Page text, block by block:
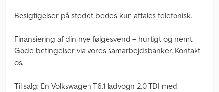
Besigtigelser på stedet bedes kun aftales telefonisk.
Finansiering af din nye følgesvend – hurtigt og nemt.
Gode betingelser via vores samarbejdsbanker. Kontakt
os.
Til salg: En Volkswagen T6.1 ladvogn 2.0 TDI med